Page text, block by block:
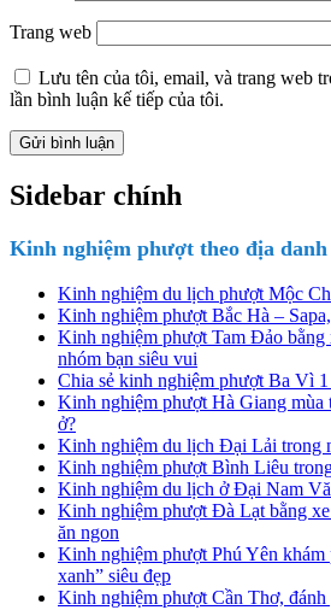
Trang web
Lưu tên của tôi, email, và trang web
lần bình luận kế tiếp của tôi.
Sidebar chính
Kinh nghiệm phượt theo địa
Kinh nghiệm du lịch phượt Mộc
Kinh nghiệm phượt Bắc Hà –
Kinh nghiệm phượt Tam Đảo bằng
nhóm bạn siêu vui
Chia sẻ kinh nghiệm phượt Ba Vì
Kinh nghiệm phượt Hà Giang mùa
ở?
Kinh nghiệm du lịch Đại Lải trong
Kinh nghiệm phượt Bình Liêu
Kinh nghiệm du lịch ở Đại Nam
Kinh nghiệm phượt Đà Lạt bằng
ăn ngon
Kinh nghiệm phượt Phú Yên khám
xanh” siêu đẹp
Kinh nghiệm phượt Cần Thơ,